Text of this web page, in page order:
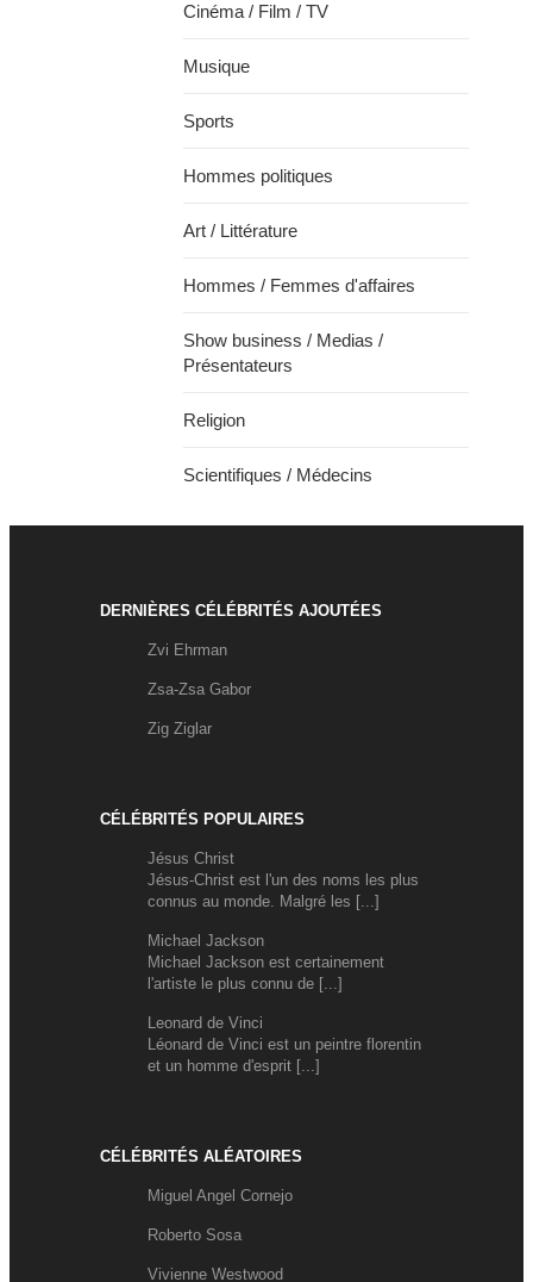
Cinéma / Film / TV
Musique
Sports
Hommes politiques
Art / Littérature
Hommes / Femmes d'affaires
Show business / Medias /
Présentateurs
Religion
Scientifiques / Médecins
DERNIÈRES CÉLÉBRITÉS AJOUTÉES
Zvi Ehrman
Zsa-Zsa Gabor
Zig Ziglar
CÉLÉBRITÉS POPULAIRES
Jésus Christ
Jésus-Christ est l'un des noms les plus
connus au monde. Malgré les [...]
Michael Jackson
Michael Jackson est certainement
l'artiste le plus connu de [...]
Leonard de Vinci
Léonard de Vinci est un peintre florentin
et un homme d'esprit [...]
CÉLÉBRITÉS ALÉATOIRES
Miguel Angel Cornejo
Roberto Sosa
Vivienne Westwood